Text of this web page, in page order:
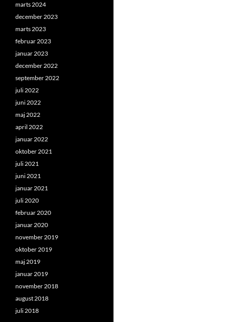
marts 2024
december 2023
marts 2023
februar 2023
januar 2023
december 2022
september 2022
juli 2022
juni 2022
maj 2022
april 2022
januar 2022
oktober 2021
juli 2021
juni 2021
januar 2021
juli 2020
februar 2020
januar 2020
november 2019
oktober 2019
maj 2019
januar 2019
november 2018
august 2018
juli 2018